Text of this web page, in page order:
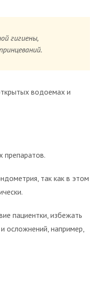
гигиены,
водоемах и
препаратов.
так как в этом
пациентки, избежать
осложнений, например,